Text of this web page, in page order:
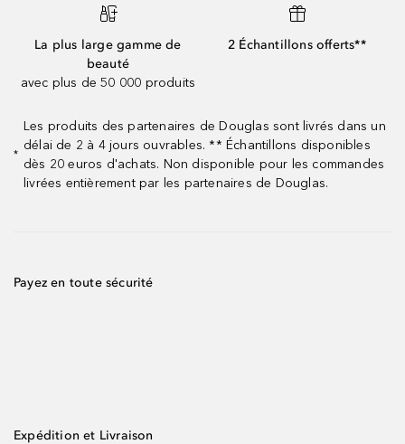
La plus large gamme de
beauté
avec plus de 50 000 produits
2 Échantillons offerts**
*
Les produits des partenaires de Douglas sont livrés dans un
délai de 2 à 4 jours ouvrables. ** Échantillons disponibles
dès 20 euros d'achats. Non disponible pour les commandes
livrées entièrement par les partenaires de Douglas.
Payez en toute sécurité
Expédition et Livraison